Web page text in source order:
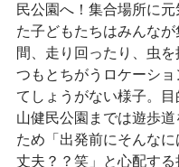
民公園へ！集合場所に元
た子どもたちはみんな
間、走り回ったり、虫
つもとちがうロケーショ
てしょうがない様子。
山健民公園までは遊歩道
ため「出発前にそんな
丈夫？？笑」と心配す